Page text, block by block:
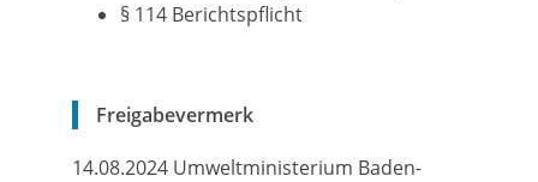
§ 114 Berichtspflicht
Freigabevermerk
14.08.2024 Umweltministerium Baden-